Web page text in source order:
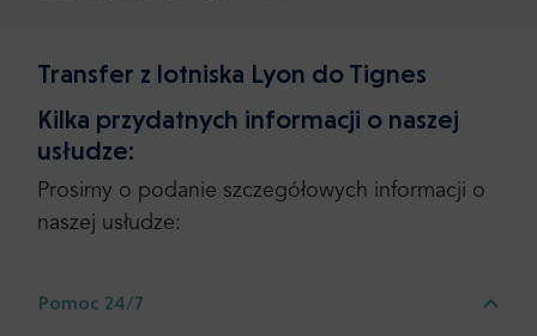
Transfer z lotniska Lyon do Tignes
Kilka przydatnych informacji o naszej
usłudze:
Prosimy o podanie szczegółowych informacji o
naszej usłudze:
Pomoc 24/7